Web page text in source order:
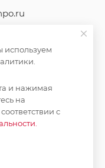
используем
и нажимая
на
с